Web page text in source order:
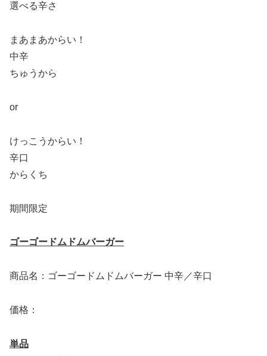
選べる辛さ
まあまあからい！
中辛
ちゅうから
or
けっこうからい！
辛口
からくち
期間限定
ゴーゴードムドムバーガー
商品名：ゴーゴードムドムバーガー 中辛／辛口
価格：
単品